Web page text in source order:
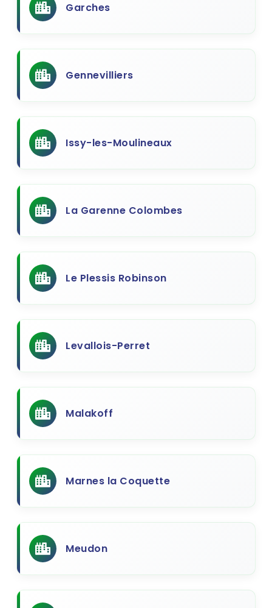
Garches
Gennevilliers
Issy-les-Moulineaux
La Garenne Colombes
Le Plessis Robinson
Levallois-Perret
Malakoff
Marnes la Coquette
Meudon